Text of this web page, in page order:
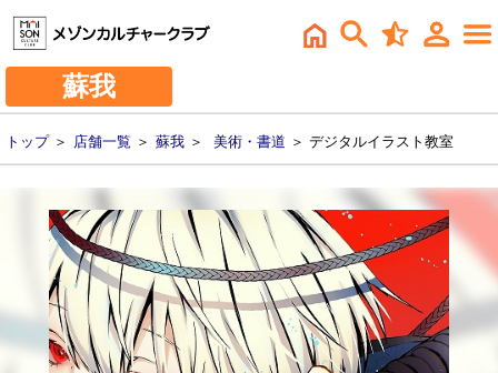
蘇我
トップ＞ 店舗一覧 ＞ 蘇我 ＞ 美術・書道 ＞ デジタルイラスト教室